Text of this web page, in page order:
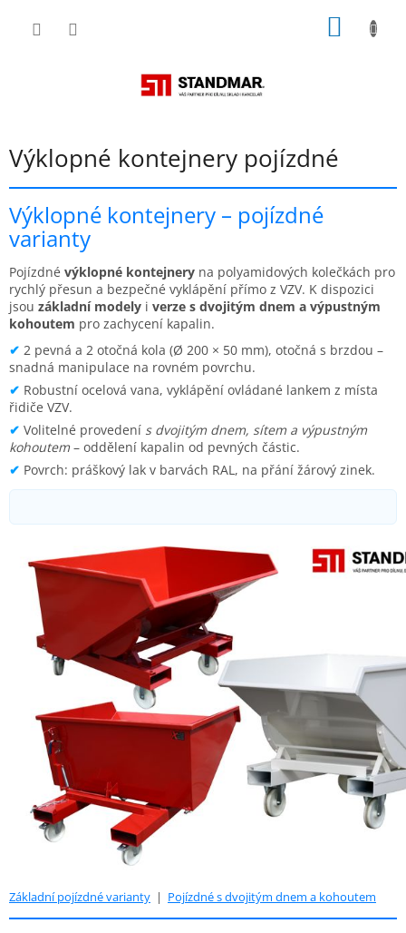
Výklopné kontejnery pojízdné
Výklopné kontejnery – pojízdné
varianty
Pojízdné výklopné kontejnery na polyamidových kolečkách pro
rychlý přesun a bezpečné vyklápění přímo z VZV. K dispozici
jsou základní modely i verze s dvojitým dnem a výpustným
kohoutem pro zachycení kapalin.
✔ 2 pevná a 2 otočná kola (Ø 200 × 50 mm), otočná s brzdou –
snadná manipulace na rovném povrchu.
✔ Robustní ocelová vana, vyklápění ovládané lankem z místa
řidiče VZV.
✔ Volitelné provedení s dvojitým dnem, sítem a výpustným
kohoutem – oddělení kapalin od pevných částic.
✔ Povrch: práškový lak v barvách RAL, na přání žárový zinek.
Základní pojízdné varianty | Pojízdné s dvojitým dnem a kohoutem